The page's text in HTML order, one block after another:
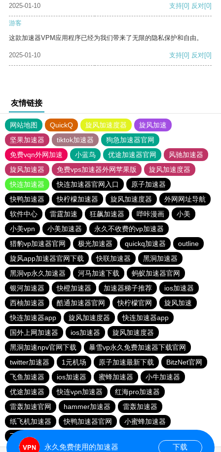
2025-01-10 支持[0] 反对[0]
游客
这款加速器VPM应用程序已经为我们带来了无限的隐私保护和自由。
2025-01-10 支持[0] 反对[0]
友情链接
网站地图 QuickQ 旋风加速度器
旋风加速
坚果加速器
tiktok加速器
狗急加速器官网
免费vqn外网加速
小蓝鸟 优途加速器官网
风驰加速器
旋风加速器
免费vps加速器外网苹果版
旋风加速度器
快连加速器
快连加速器官网入口
原子加速器
快鸭加速器
快柠檬加速器 旋风加速度器
外网网址导航
软件中心
雷霆加速 狂飙加速器 哔咔漫画
小美
小美vpn
小美加速器
永久不收费的vp加速器
猎豹vp加速器官网
极光加速器 quickq加速器
outline
旋风app加速器官网下载
快联加速器
黑洞加速器
黑洞vp永久加速器
河马加速下载
蚂蚁加速器官网
银河加速器
快橙加速器 加速器梯子推荐
ios加速器
西柚加速器
酷通加速器官网 快柠檬官网
旋风加速
快连加速器app
旋风加速度器
快连加速器app
国外上网加速器
ios加速器
旋风加速度器
黑洞加速npv官网下载
暴雪vp永久免费加速器下载官网
twitter加速器
1元机场 原子加速最新下载
BitzNet官网
飞鱼加速器
ios加速器 蜜蜂加速器
小牛加速器
优途加速器
快连vρn加速器
红海pro加速器
雷轰加速官网
hammer加速器
雷轰加速器
纸飞机加速器
快鸭加速器官网
小蜜蜂加速器
飞跃加速器
永久免费使用的加速器 下载